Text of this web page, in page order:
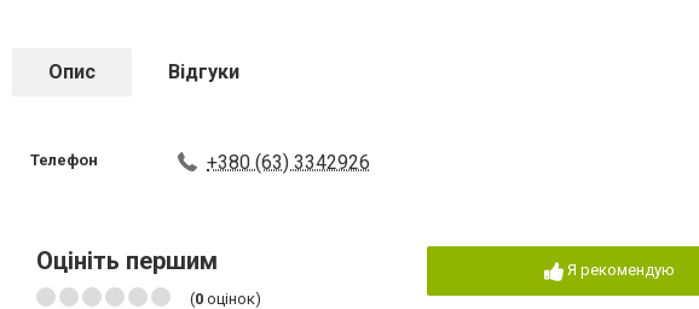
Опис Відгуки
Телефон +380 (63) 3342926
Оцініть першим
(0 оцінок)
Я рекомендую